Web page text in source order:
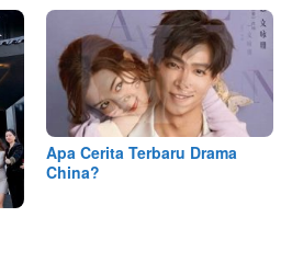
Apa Cerita Terbaru Drama
China?